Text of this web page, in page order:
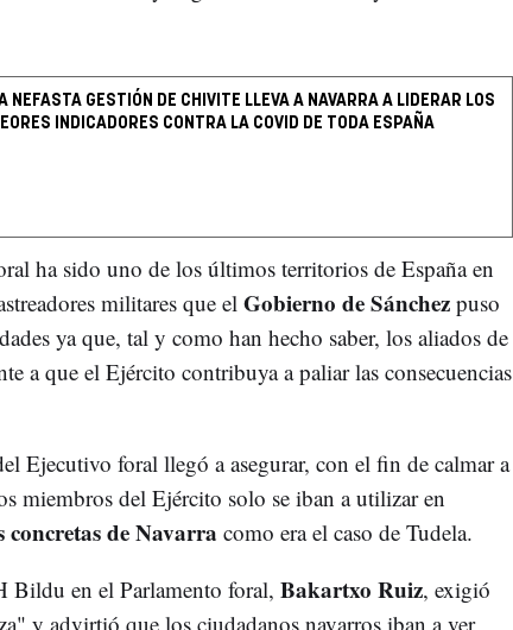
NEFASTA GESTIÓN DE CHIVITE LLEVA A NAVARRA A LIDERAR LOS
INDICADORES CONTRA LA COVID DE TODA ESPAÑA
ha sido uno de los últimos territorios de España en
militares que el Gobierno de Sánchezpuso
ya que, tal y como han hecho saber, los aliados de
a que el Ejército contribuya a paliar las consecuencias
Ejecutivo foral llegó a asegurar, con el fin de calmar a
miembros del Ejército solo se iban a utilizar en
concretas de Navarra como era el caso de Tudela.
Bildu en el Parlamento foral, Bakartxo Ruiz, exigió
y advirtió que los ciudadanos navarros iban a ver